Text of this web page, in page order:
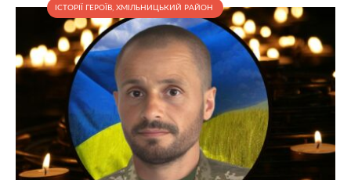
ІСТОРІЇ ГЕРОЇВ, ХМІЛЬНИЦЬКИЙ РАЙОН